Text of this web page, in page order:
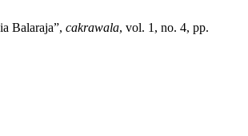
Balaraja”, cakrawala, vol. 1, no. 4, pp.